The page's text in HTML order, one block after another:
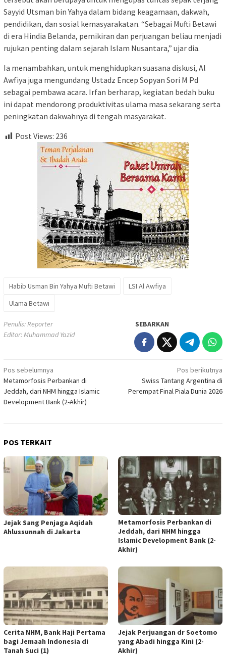
Sayyid Utsman bin Yahya dalam bidang keagamaan, dakwah,
pendidikan, dan sosial kemasyarakatan. “Sebagai Mufti Betawi
di era Hindia Belanda, pemikiran dan perjuangan beliau menjadi
rujukan penting dalam sejarah Islam Nusantara,” ujar dia.
Ia menambahkan, untuk menghidupkan suasana diskusi, Al
Awfiya juga mengundang Ustadz Encep Sopyan Sori M Pd
sebagai pembawa acara. Irfan berharap, kegiatan bedah buku
ini dapat mendorong produktivitas ulama masa sekarang serta
peningkatan dakwahnya di tengah masyarakat.
Post Views: 236
Habib Usman Bin Yahya Mufti Betawi
LSI Al Awfiya
Ulama Betawi
Penulis: Reporter
Editor: Muhammad Yazid
SEBARKAN
Navigasi
pos
Pos sebelumnya
Metamorfosis Perbankan di
Jeddah, dari NHM hingga Islamic
Development Bank (2-Akhir)
Pos berikutnya
Swiss Tantang Argentina di
Perempat Final Piala Dunia 2026
POS TERKAIT
Jejak Sang Penjaga Aqidah
Ahlussunnah di Jakarta
Metamorfosis Perbankan di
Jeddah, dari NHM hingga
Islamic Development Bank (2-
Akhir)
Cerita NHM, Bank Haji Pertama
bagi Jemaah Indonesia di
Tanah Suci (1)
Jejak Perjuangan dr Soetomo
yang Abadi hingga Kini (2-
Akhir)